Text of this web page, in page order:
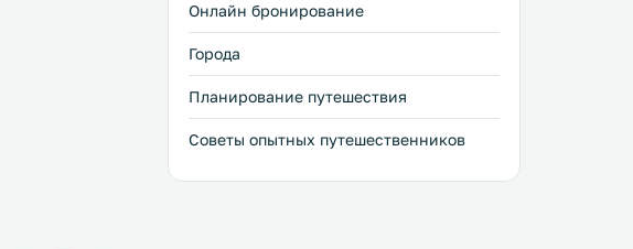
Онлайн бронирование
Города
Планирование путешествия
Советы опытных путешественников